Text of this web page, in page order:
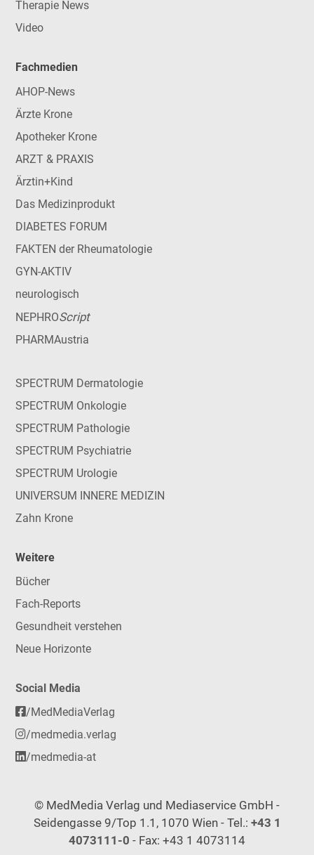
Therapie News
Video
Fachmedien
AHOP-News
Ärzte Krone
Apotheker Krone
ARZT & PRAXIS
Ärztin+Kind
Das Medizinprodukt
DIABETES FORUM
FAKTEN der Rheumatologie
GYN-AKTIV
neurologisch
NEPHROScript
PHARMAustria
SPECTRUM Dermatologie
SPECTRUM Onkologie
SPECTRUM Pathologie
SPECTRUM Psychiatrie
SPECTRUM Urologie
UNIVERSUM INNERE MEDIZIN
Zahn Krone
Weitere
Bücher
Fach-Reports
Gesundheit verstehen
Neue Horizonte
Social Media
/MedMediaVerlag
/medmedia.verlag
/medmedia-at
© MedMedia Verlag und Mediaservice GmbH -
Seidengasse 9/Top 1.1, 1070 Wien - Tel.: +43 1
4073111-0 - Fax: +43 1 4073114